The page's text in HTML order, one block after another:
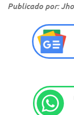
Publicado por: